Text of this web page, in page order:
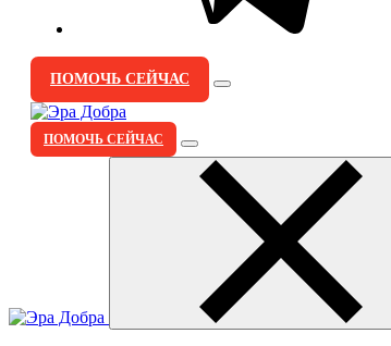
ПОМОЧЬ СЕЙЧАС
ПОМОЧЬ СЕЙЧАС